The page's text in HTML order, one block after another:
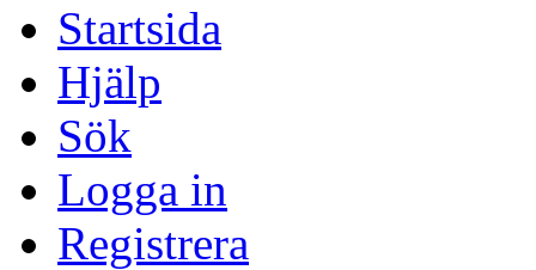
Startsida
Hjälp
Sök
Logga in
Registrera